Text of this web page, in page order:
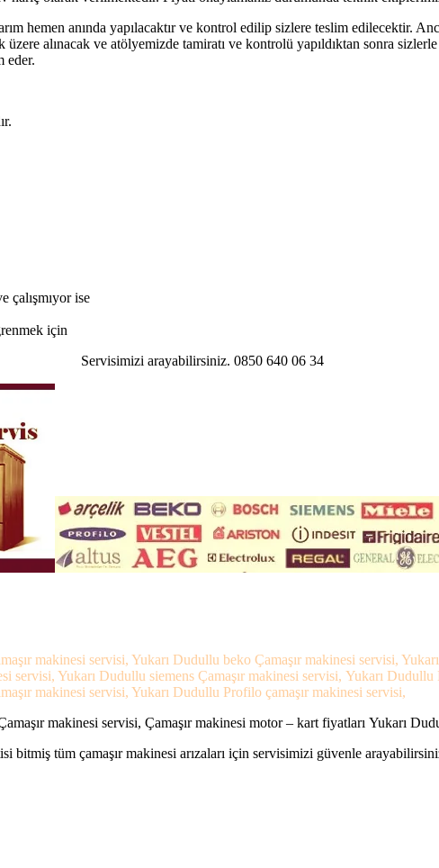
hemen anında yapılacaktır ve kontrol edilip sizlere teslim edilecektir.
alınacak ve atölyemizde tamiratı ve kontrolü yapıldıktan sonra
eder.
çalışmıyor ise
için
Servisimizi arayabilirsiniz. 0850 640 06 34
makinesi servisi, Yukarı Dudullu beko Çamaşır makinesi servisi,
servisi, Yukarı Dudullu siemens Çamaşır makinesi servisi, Yukarı
makinesi servisi, Yukarı Dudullu Profilo çamaşır makinesi servisi,
makinesi servisi, Çamaşır makinesi motor – kart fiyatları Yukarı
bitmiş tüm çamaşır makinesi arızaları için servisimizi güvenle